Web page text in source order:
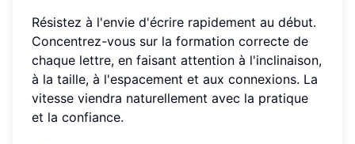
Résistez à l'envie d'écrire rapidement au début.
Concentrez-vous sur la formation correcte de
chaque lettre, en faisant attention à l'inclinaison,
à la taille, à l'espacement et aux connexions. La
vitesse viendra naturellement avec la pratique
et la confiance.